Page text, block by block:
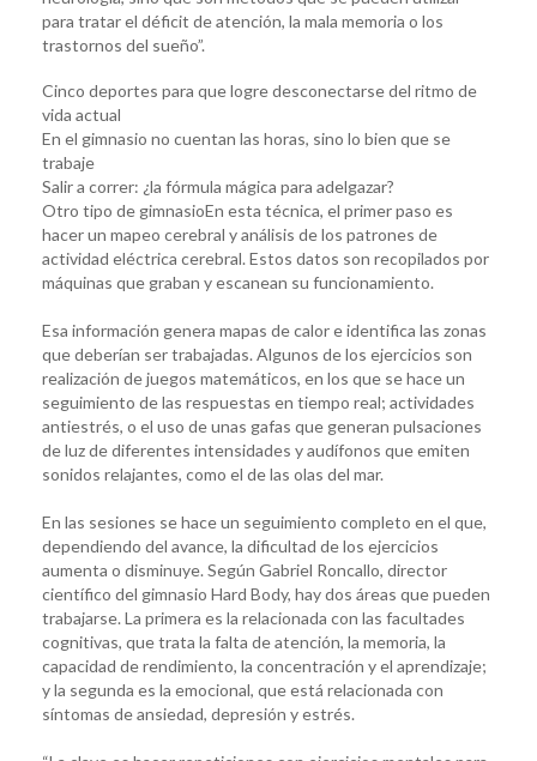
para tratar el déficit de atención, la mala memoria o los
trastornos del sueño”.
Cinco deportes para que logre desconectarse del ritmo de
vida actual
En el gimnasio no cuentan las horas, sino lo bien que se
trabaje
Salir a correr: ¿la fórmula mágica para adelgazar?
Otro tipo de gimnasioEn esta técnica, el primer paso es
hacer un mapeo cerebral y análisis de los patrones de
actividad eléctrica cerebral. Estos datos son recopilados por
máquinas que graban y escanean su funcionamiento.
Esa información genera mapas de calor e identifica las zonas
que deberían ser trabajadas. Algunos de los ejercicios son
realización de juegos matemáticos, en los que se hace un
seguimiento de las respuestas en tiempo real; actividades
antiestrés, o el uso de unas gafas que generan pulsaciones
de luz de diferentes intensidades y audífonos que emiten
sonidos relajantes, como el de las olas del mar.
En las sesiones se hace un seguimiento completo en el que,
dependiendo del avance, la dificultad de los ejercicios
aumenta o disminuye. Según Gabriel Roncallo, director
científico del gimnasio Hard Body, hay dos áreas que pueden
trabajarse. La primera es la relacionada con las facultades
cognitivas, que trata la falta de atención, la memoria, la
capacidad de rendimiento, la concentración y el aprendizaje;
y la segunda es la emocional, que está relacionada con
síntomas de ansiedad, depresión y estrés.